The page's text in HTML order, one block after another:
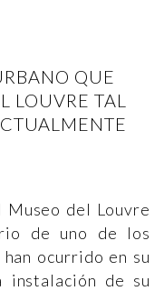
QUE
LOUVRE TAL
Museo del Louvre
de uno de los
ocurrido en su
instalación de su